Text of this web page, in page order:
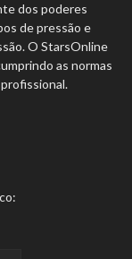
dos poderes
de pressão e
O StarsOnline
as normas